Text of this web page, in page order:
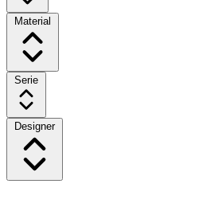
Material
Serie
Designer